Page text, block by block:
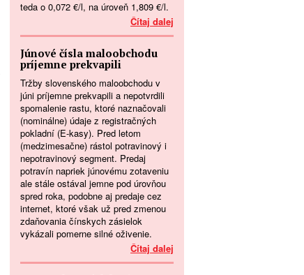
teda o 0,072 €/l, na úroveň 1,809 €/l.
Čítaj dalej
Júnové čísla maloobchodu
príjemne prekvapili
Tržby slovenského maloobchodu v
júni príjemne prekvapili a nepotvrdili
spomalenie rastu, ktoré naznačovali
(nominálne) údaje z registračných
pokladní (E-kasy). Pred letom
(medzimesačne) rástol potravinový i
nepotravinový segment. Predaj
potravín napriek júnovému zotaveniu
ale stále ostával jemne pod úrovňou
spred roka, podobne aj predaje cez
internet, ktoré však už pred zmenou
zdaňovania čínskych zásielok
vykázali pomerne silné oživenie.
Čítaj dalej